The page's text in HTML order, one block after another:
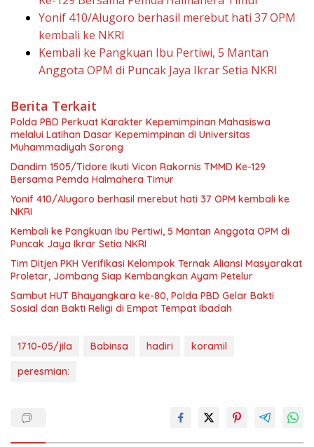
Yonif 410/Alugoro berhasil merebut hati 37 OPM
kembali ke NKRI
Kembali ke Pangkuan Ibu Pertiwi, 5 Mantan
Anggota OPM di Puncak Jaya Ikrar Setia NKRI
Berita Terkait
Polda PBD Perkuat Karakter Kepemimpinan Mahasiswa
melalui Latihan Dasar Kepemimpinan di Universitas
Muhammadiyah Sorong
Dandim 1505/Tidore Ikuti Vicon Rakornis TMMD Ke-129
Bersama Pemda Halmahera Timur
Yonif 410/Alugoro berhasil merebut hati 37 OPM kembali ke
NKRI
Kembali ke Pangkuan Ibu Pertiwi, 5 Mantan Anggota OPM di
Puncak Jaya Ikrar Setia NKRI
Tim Ditjen PKH Verifikasi Kelompok Ternak Aliansi Masyarakat
Proletar, Jombang Siap Kembangkan Ayam Petelur
Sambut HUT Bhayangkara ke-80, Polda PBD Gelar Bakti
Sosial dan Bakti Religi di Empat Tempat Ibadah
1710-05/jila Babinsa hadiri
koramil
peresmian: